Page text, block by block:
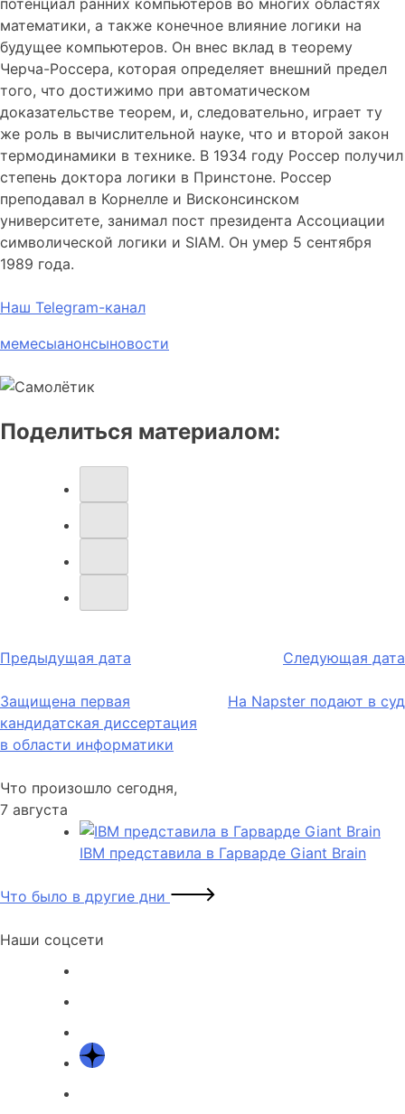
потенциал ранних компьютеров во многих областях
математики, а также конечное влияние логики на
будущее компьютеров. Он внес вклад в теорему
Черча-Россера, которая определяет внешний предел
того, что достижимо при автоматическом
доказательстве теорем, и, следовательно, играет ту
же роль в вычислительной науке, что и второй закон
термодинамики в технике. В 1934 году Россер получил
степень доктора логики в Принстоне. Россер
преподавал в Корнелле и Висконсинском
университете, занимал пост президента Ассоциации
символической логики и SIAM. Он умер 5 сентября
1989 года.
Наш Telegram-канал
мемесыанонсыновости
Поделиться материалом:
Навигация
записям
Предыдущая дата
Защищена первая
кандидатская диссертация
в области информатики
Следующая дата
На Napster подают в суд
Что произошло сегодня,
7 августа
IBM представила в Гарварде Giant Brain
Что было в другие дни
Наши соцсети